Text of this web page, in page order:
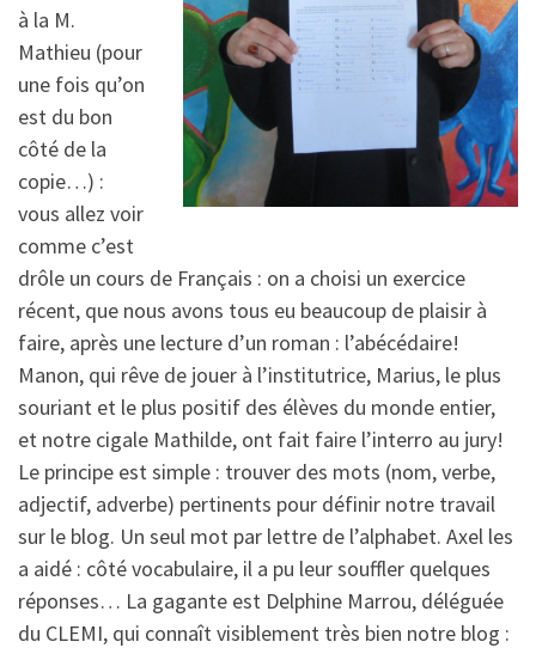
à la M.
Mathieu (pour
une fois qu’on
est du bon
côté de la
copie…) :
vous allez voir
comme c’est
drôle un cours de Français : on a choisi un exercice
récent, que nous avons tous eu beaucoup de plaisir à
faire, après une lecture d’un roman : l’abécédaire!
Manon, qui rêve de jouer à l’institutrice, Marius, le plus
souriant et le plus positif des élèves du monde entier,
et notre cigale Mathilde, ont fait faire l’interro au jury!
Le principe est simple : trouver des mots (nom, verbe,
adjectif, adverbe) pertinents pour définir notre travail
sur le blog. Un seul mot par lettre de l’alphabet. Axel les
a aidé : côté vocabulaire, il a pu leur souffler quelques
réponses… La gagante est Delphine Marrou, déléguée
du CLEMI, qui connaît visiblement très bien notre blog :